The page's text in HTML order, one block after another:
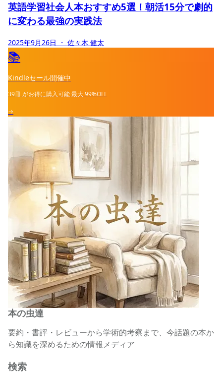
英語学習社会人本おすすめ5選！朝活15分で劇的
に変わる最強の実践法
2025年9月26日 ・ 佐々木 健太
📚
Kindleセール開催中
39冊がお得に購入可能最大99%OFF
→
本の虫達
要約・書評・レビューから学術的考察まで、今話題の本か
ら知識を深めるための情報メディア
検索